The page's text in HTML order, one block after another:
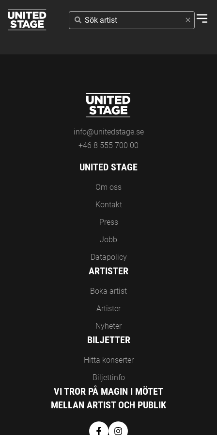
SÖK
ARTIST
info@unitedstage.se
+46 8 555 700 00
UNITED STAGE
Om oss
Kontakt
Press
Jobb
Datapolicy
ARTISTER
Boka artist
Artister
Nyheter
BILJETTER
Hitta konserter
Biljettinfo
VI TROR PÅ MAGIN I MÖTET
MELLAN ARTIST OCH PUBLIK